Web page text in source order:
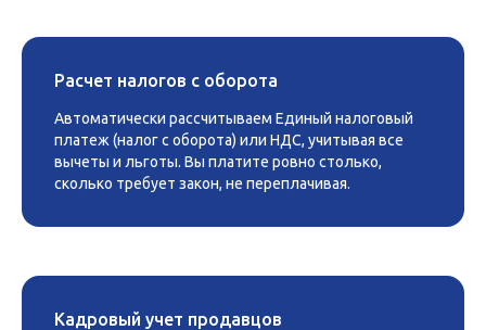
Расчет налогов с оборота
Автоматически рассчитываем Единый налоговый
платеж (налог с оборота) или НДС, учитывая все
вычеты и льготы. Вы платите ровно столько,
сколько требует закон, не переплачивая.
Кадровый учет продавцов